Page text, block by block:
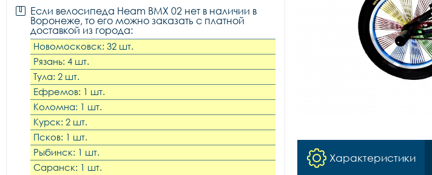
Если велосипеда Heam BMX 02 нет в наличии в
Воронеже, то его можно заказать с платной
доставкой из города:
Новомосковск: 32 шт.
Рязань: 4 шт.
Тула: 2 шт.
Ефремов: 1 шт.
Коломна: 1 шт.
Курск: 2 шт.
Псков: 1 шт.
Рыбинск: 1 шт.
Саранск: 1 шт.
Характеристики